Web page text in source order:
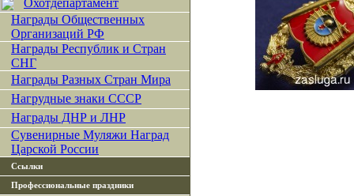
Охотдепартамент
Награды Общественных
Организаций РФ
Награды Республик и Стран
СНГ
Награды Разных Стран Мира
Нагрудные знаки СССР
Награды ДНР и ЛНР
Сувенирные Муляжи Наград
Царской России
Ссылки
Профессиональные праздники